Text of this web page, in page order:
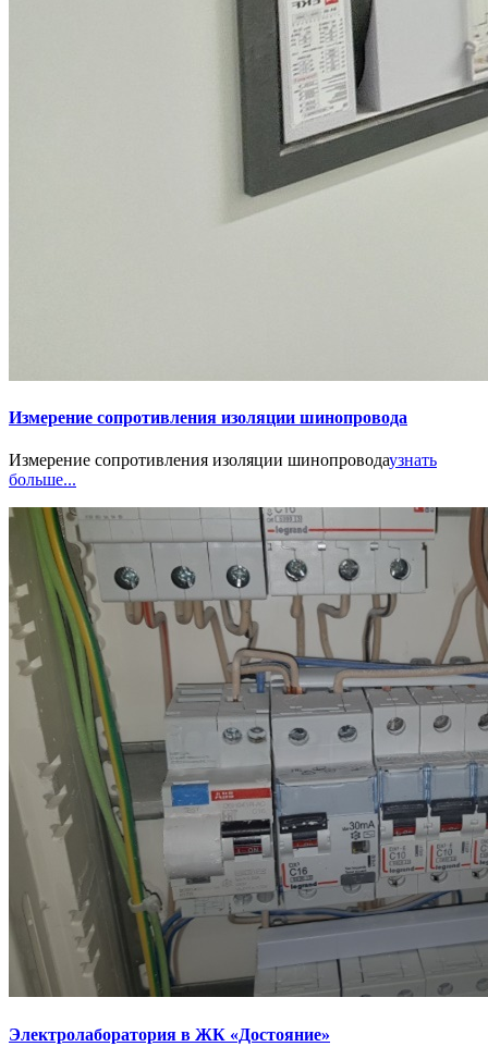
Измерение сопротивления изоляции шинопровода
Измерение сопротивления изоляции шинопроводаузнать
больше...
Электролаборатория в ЖК «Достояние»